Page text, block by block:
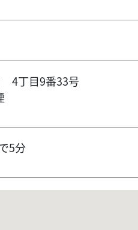
4丁目9番33号
5分